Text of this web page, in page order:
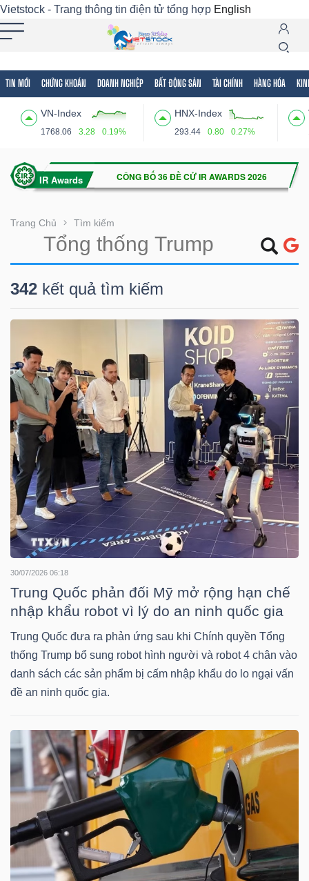
Vietstock - Trang thông tin điện tử tổng hợp English
TIN MỚI CHỨNG KHOÁN DOANH NGHIỆP BẤT ĐỘNG SẢN TÀI CHÍNH HÀNG HÓA
VN-Index
1768.06 3.28 0.19%
HNX-Index
293.44 0.80 0.27%
Trang Chủ Tìm kiếm
342 kết quả tìm kiếm
30/07/2026 06:18
Trung Quốc phản đối Mỹ mở rộng hạn chế
nhập khẩu robot vì lý do an ninh quốc gia
Trung Quốc đưa ra phản ứng sau khi Chính quyền Tổng
thống Trump bổ sung robot hình người và robot 4 chân vào
danh sách các sản phẩm bị cấm nhập khẩu do lo ngại vấn
đề an ninh quốc gia.
Tất cả Tính năng Ngành Mã chứng khoán
Tính
(-)
VIETSTOCK
KHOÁN
DOANH
NGHIỆP
BẤT
ĐỘNG
SẢN
TÀI
CHÍNH
HÓA
TẾ
THẾ
GIỚI
ĐÔNG